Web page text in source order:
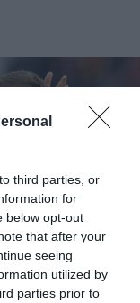
third parties, or
for
below opt-out
that after your
seeing
utilized by
parties prior to